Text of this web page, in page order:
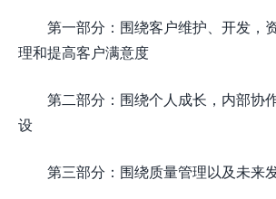
第一部分：围绕客户维护、开发，
理和提高客户满意度
第二部分：围绕个人成长，内部协
设
第三部分：围绕质量管理以及未来